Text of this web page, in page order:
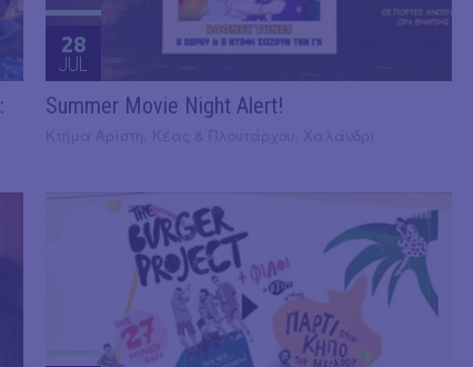
28
JUL
Summer Movie Night Alert!